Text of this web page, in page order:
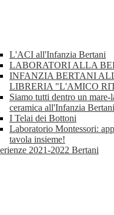
L'ACI all'Infanzia Bertani
LABORATORI ALLA
INFANZIA BERTANI
LIBRERIA "L'AMICO
Siamo tutti dentro un mare-
ceramica all'Infanzia Bertani
I Telai dei Bottoni
Laboratorio Montessori:
tavola insieme!
2021-2022 Bertani